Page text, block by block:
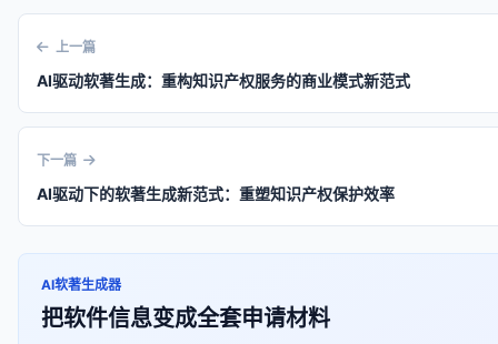
上一篇
AI驱动软著生成：重构知识产权服务的商业模式新范式
下一篇
AI驱动下的软著生成新范式：重塑知识产权保护效率
AI软著生成器
把软件信息变成全套申请材料